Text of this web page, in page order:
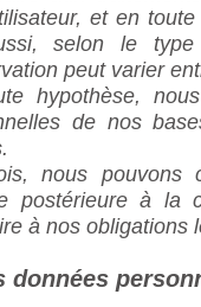
et en
selon le
peut varier
hypothèse,
de nos
nous pouvons
postérieure à la
à nos obligations
données